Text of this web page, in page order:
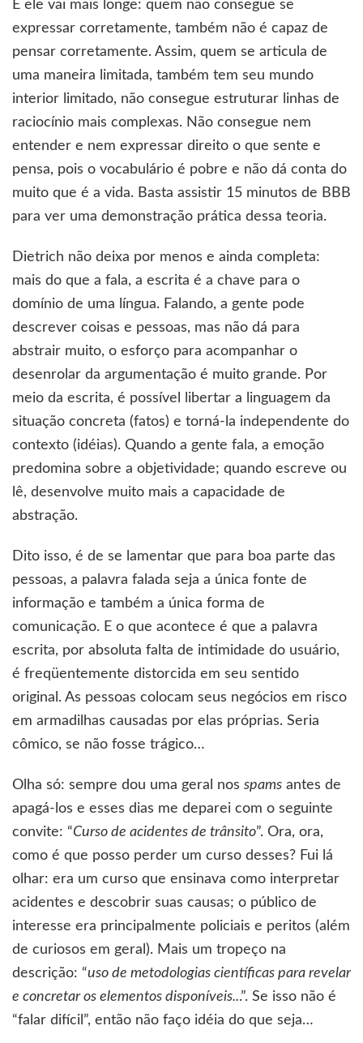
E ele vai mais longe: quem não consegue se
expressar corretamente, também não é capaz de
pensar corretamente. Assim, quem se articula de
uma maneira limitada, também tem seu mundo
interior limitado, não consegue estruturar linhas de
raciocínio mais complexas. Não consegue nem
entender e nem expressar direito o que sente e
pensa, pois o vocabulário é pobre e não dá conta do
muito que é a vida. Basta assistir 15 minutos de BBB
para ver uma demonstração prática dessa teoria.
Dietrich não deixa por menos e ainda completa:
mais do que a fala, a escrita é a chave para o
domínio de uma língua. Falando, a gente pode
descrever coisas e pessoas, mas não dá para
abstrair muito, o esforço para acompanhar o
desenrolar da argumentação é muito grande. Por
meio da escrita, é possível libertar a linguagem da
situação concreta (fatos) e torná-la independente do
contexto (idéias). Quando a gente fala, a emoção
predomina sobre a objetividade; quando escreve ou
lê, desenvolve muito mais a capacidade de
abstração.
Dito isso, é de se lamentar que para boa parte das
pessoas, a palavra falada seja a única fonte de
informação e também a única forma de
comunicação. E o que acontece é que a palavra
escrita, por absoluta falta de intimidade do usuário,
é freqüentemente distorcida em seu sentido
original. As pessoas colocam seus negócios em risco
em armadilhas causadas por elas próprias. Seria
cômico, se não fosse trágico…
Olha só: sempre dou uma geral nos spams antes de
apagá-los e esses dias me deparei com o seguinte
convite: “Curso de acidentes de trânsito”. Ora, ora,
como é que posso perder um curso desses? Fui lá
olhar: era um curso que ensinava como interpretar
acidentes e descobrir suas causas; o público de
interesse era principalmente policiais e peritos (além
de curiosos em geral). Mais um tropeço na
descrição: “uso de metodologias científicas para revelar
e concretar os elementos disponíveis...”. Se isso não é
“falar difícil”, então não faço idéia do que seja…